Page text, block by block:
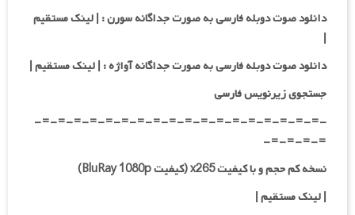
دانلود صوت دوبله فارسی به صورت جداگانه سورن : | لینک مستقیم
|
دانلود صوت دوبله فارسی به صورت جداگانه آواژه : | لینک مستقیم|
جستجوی زیرنویس فارسی
-=-=-=-=-=-=-=-=-=-=-=-=-=-=-=-=-=-=-
=-=-=-=-
نسخه کم حجم و با کیفیت x265 (کیفیت BluRay 1080p)
| لینک مستقیم |